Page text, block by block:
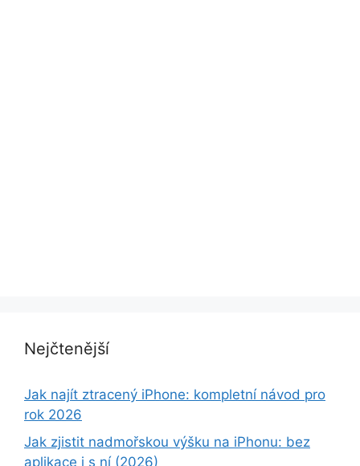
Nejčtenější
Jak najít ztracený iPhone: kompletní návod pro
rok 2026
Jak zjistit nadmořskou výšku na iPhonu: bez
aplikace i s ní (2026)